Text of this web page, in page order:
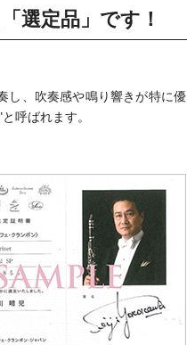
選定品」です！
し、吹奏感や鳴り響きが特に優
呼ばれます。